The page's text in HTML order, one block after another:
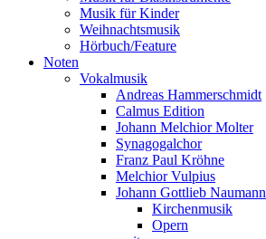
Musik für Kinder
Weihnachtsmusik
Hörbuch/Feature
Noten
Vokalmusik
Andreas Hammerschmidt
Calmus Edition
Johann Melchior Molter
Synagogalchor
Franz Paul Kröhne
Melchior Vulpius
Johann Gottlieb Naumann
Kirchenmusik
Opern